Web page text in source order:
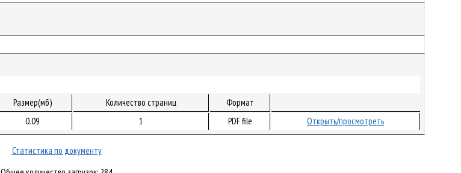
Размер(мб) Количество страниц
Формат
0.09 1 PDF file Открыть/просмотреть
Статистика по документу